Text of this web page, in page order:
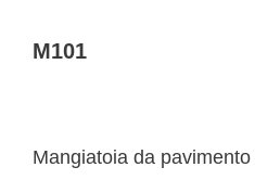
M101
Mangiatoia da